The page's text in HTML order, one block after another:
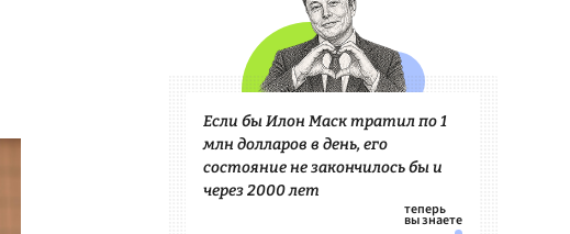
Если бы Илон Маск тратил по 1
млн долларов в день, его
состояние не закончилось бы и
через 2000 лет